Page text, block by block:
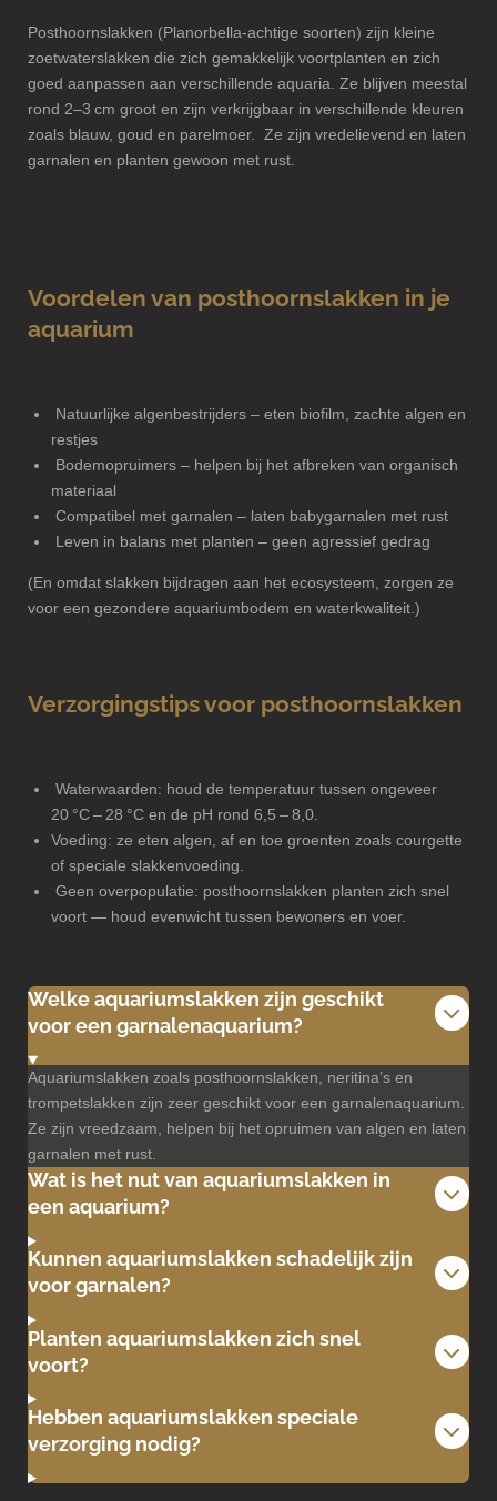
Posthoornslakken (Planorbella‑achtige soorten) zijn kleine
zoetwaterslakken die zich gemakkelijk voortplanten en zich
goed aanpassen aan verschillende aquaria. Ze blijven meestal
rond 2–3 cm groot en zijn verkrijgbaar in verschillende kleuren
zoals blauw, goud en parelmoer. Ze zijn vredelievend en laten
garnalen en planten gewoon met rust.
Voordelen van posthoornslakken in je
aquarium
Natuurlijke algenbestrijders – eten biofilm, zachte algen en
restjes
Bodemopruimers – helpen bij het afbreken van organisch
materiaal
Compatibel met garnalen – laten babygarnalen met rust
Leven in balans met planten – geen agressief gedrag
(En omdat slakken bijdragen aan het ecosysteem, zorgen ze
voor een gezondere aquariumbodem en waterkwaliteit.)
Verzorgingstips voor posthoornslakken
Waterwaarden: houd de temperatuur tussen ongeveer
20 °C – 28 °C en de pH rond 6,5 – 8,0.
Voeding: ze eten algen, af en toe groenten zoals courgette
of speciale slakkenvoeding.
Geen overpopulatie: posthoornslakken planten zich snel
voort — houd evenwicht tussen bewoners en voer.
Welke aquariumslakken zijn geschikt
voor een garnalenaquarium?
Aquariumslakken zoals posthoornslakken, neritina’s en
trompetslakken zijn zeer geschikt voor een garnalenaquarium.
Ze zijn vreedzaam, helpen bij het opruimen van algen en laten
garnalen met rust.
Wat is het nut van aquariumslakken in
een aquarium?
Kunnen aquariumslakken schadelijk zijn
voor garnalen?
Planten aquariumslakken zich snel
voort?
Hebben aquariumslakken speciale
verzorging nodig?